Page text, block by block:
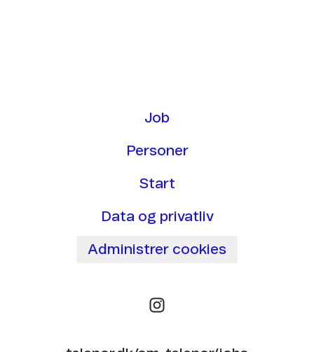
Job
Personer
Start
Data og privatliv
Administrer cookies